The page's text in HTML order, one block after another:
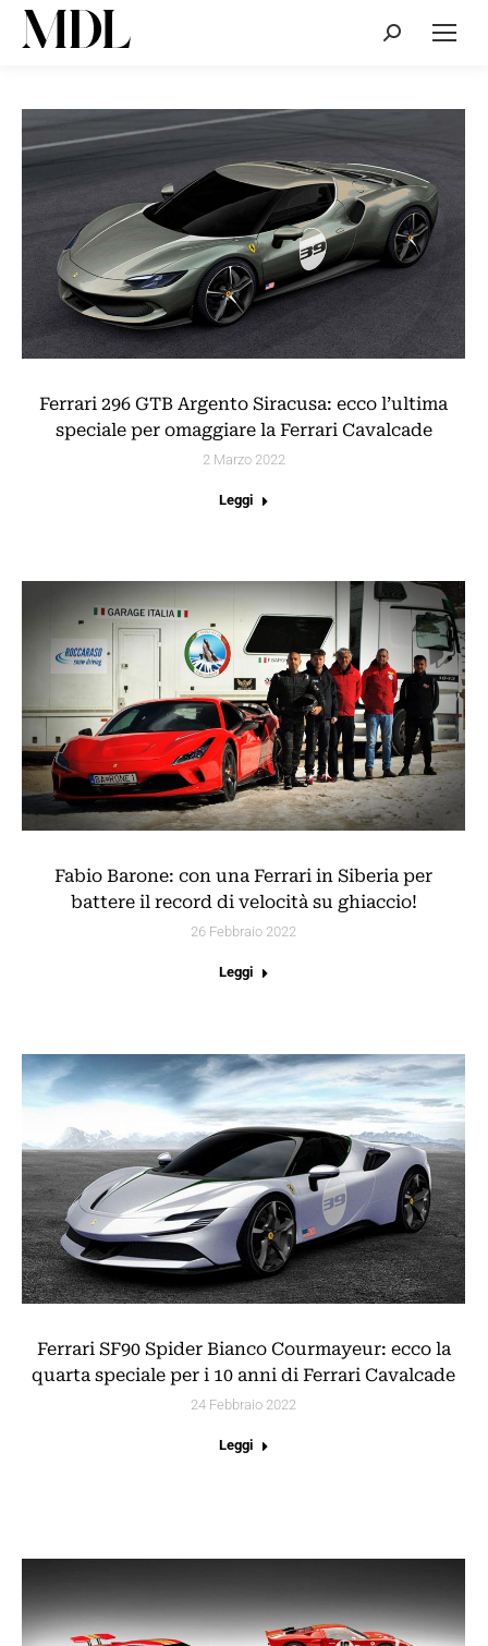
Cerca:
Ferrari 296 GTB Argento Siracusa: ecco l’ultima
speciale per omaggiare la Ferrari Cavalcade
2 Marzo 2022
Leggi
Fabio Barone: con una Ferrari in Siberia per
battere il record di velocità su ghiaccio!
26 Febbraio 2022
Leggi
Ferrari SF90 Spider Bianco Courmayeur: ecco la
quarta speciale per i 10 anni di Ferrari Cavalcade
24 Febbraio 2022
Leggi